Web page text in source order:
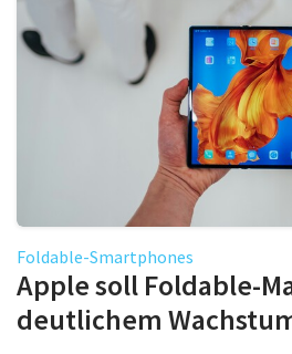
Foldable-Smartphones
Apple soll Foldable-
deutlichem